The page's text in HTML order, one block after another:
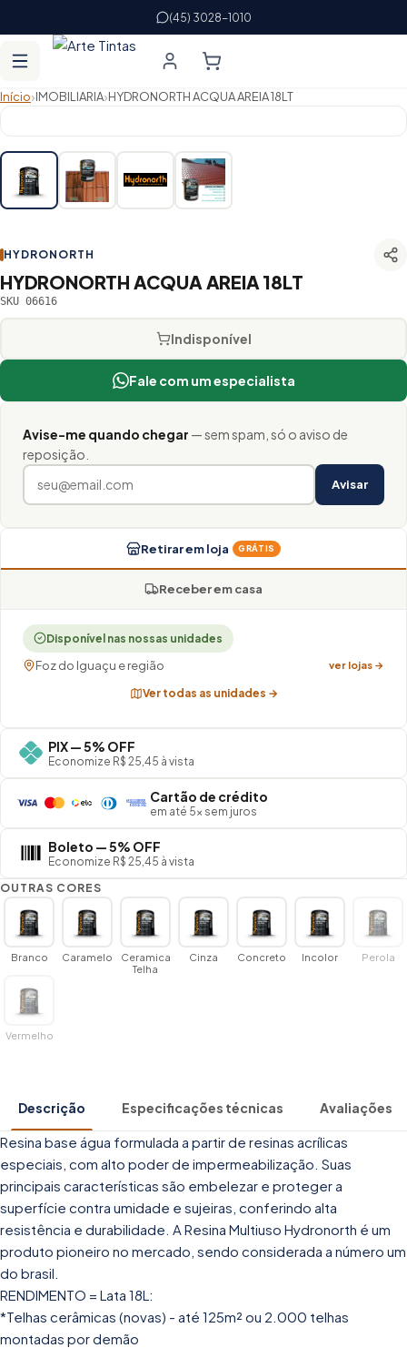
(45) 3028-1010
Início›IMOBILIARIA›HYDRONORTH ACQUA AREIA 18LT
HYDRONORTH
HYDRONORTH ACQUA AREIA 18LT
SKU 06616
Indisponível
Fale com um especialista
Avise-me quando chegar — sem spam, só o aviso de
reposição.
Avisar
Retirar em loja GRÁTIS
Receber em casa
Disponível nas nossas unidades
Foz do Iguaçu e região ver lojas →
Ver todas as unidades →
PIX — 5% OFF
Economize R$ 25,45 à vista
Cartão de crédito
em até 5× sem juros
Boleto — 5% OFF
Economize R$ 25,45 à vista
OUTRAS CORES
Branco Caramelo
Ceramica
Telha
Cinza Concreto Incolor Perola
Vermelho
Descrição Especificações técnicas Avaliações
Resina base água formulada a partir de resinas acrílicas
especiais, com alto poder de impermeabilização. Suas
principais características são embelezar e proteger a
superfície contra umidade e sujeiras, conferindo alta
resistência e durabilidade. A Resina Multiuso Hydronorth é um
produto pioneiro no mercado, sendo considerada a número um
do brasil.
RENDIMENTO = Lata 18L:
*Telhas cerâmicas (novas) - até 125m² ou 2.000 telhas
montadas por demão